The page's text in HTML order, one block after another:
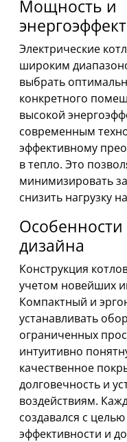
Мощность и
Электрические
широким
выбрать
конкретного
высокой
современным
эффективному
в тепло. Это
минимизировать
снизить нагрузку
Особенности
дизайна
Конструкция
учетом новейших
Компактный и
устанавливать
ограниченных
интуитивно
качественное
долговечность и
воздействиям.
создавался с
эффективности и